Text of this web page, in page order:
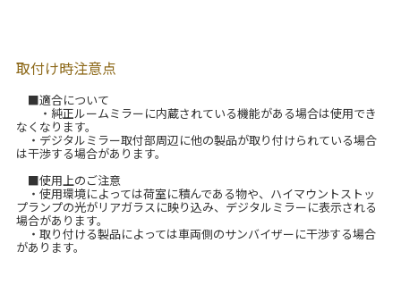
取付け時注意点
■適合について
・純正ルームミラーに内蔵されている機能がある場合は使用でき
なくなります。
・デジタルミラー取付部周辺に他の製品が取り付けられている場合
は干渉する場合があります。
■使用上のご注意
・使用環境によっては荷室に積んである物や、ハイマウントストッ
プランプの光がリアガラスに映り込み、デジタルミラーに表示される
場合があります。
・取り付ける製品によっては車両側のサンバイザーに干渉する場合
があります。